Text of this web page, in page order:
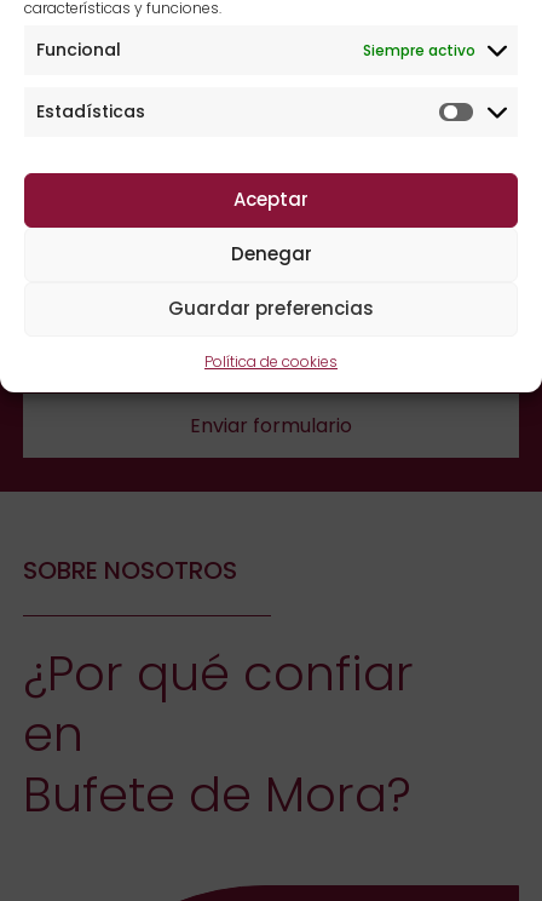
características y funciones.
Funcional Siempre activo
Estadísticas
Aceptar
Denegar
Guardar preferencias
Política de cookies
datos, así como otros derechos,
Información
Puede consultar la información
adicional y detallada sobre
Protección de Datos en nuestra
página web, apartado Política de
Privacidad
He leído y acepto lapolítica de privacidad
Enviar formulario
SOBRE NOSOTROS
¿Por qué confiar
en
Bufete de Mora?